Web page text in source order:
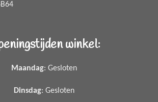
winkel:
Maandag: Gesloten
Dinsdag: Gesloten